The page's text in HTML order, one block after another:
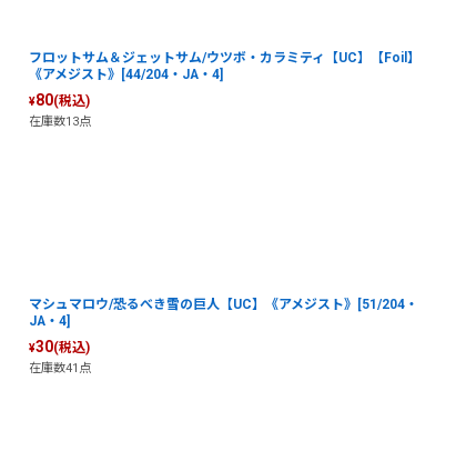
フロットサム＆ジェットサム/ウツボ・カラミティ【UC】【Foil】
《アメジスト》[44/204・JA・4]
¥80(税込)
在庫数13点
マシュマロウ/恐るべき雪の巨人【UC】《アメジスト》[51/204・
JA・4]
¥30(税込)
在庫数41点